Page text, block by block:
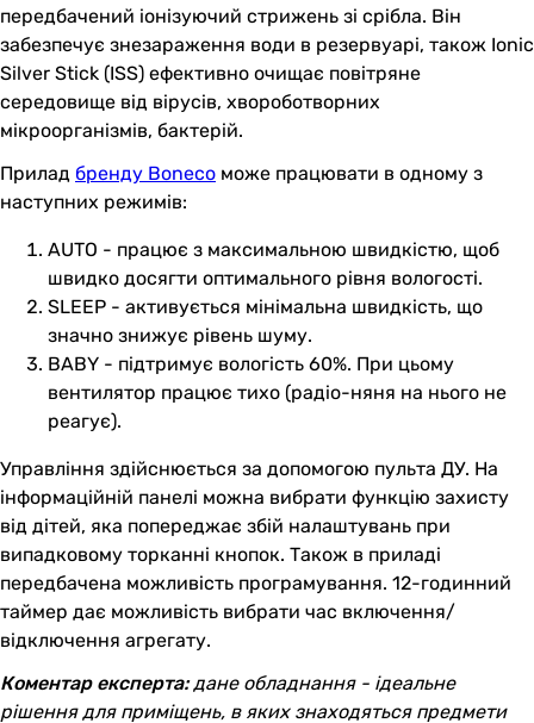
передбачений іонізуючий стрижень зі срібла. Він
забезпечує знезараження води в резервуарі, також Ionic
Silver Stick (ISS) ефективно очищає повітряне
середовище від вірусів, хвороботворних
мікроорганізмів, бактерій.
Прилад бренду Boneco може працювати в одному з
наступних режимів:
AUTO - працює з максимальною швидкістю, щоб
швидко досягти оптимального рівня вологості.
SLEEP - активується мінімальна швидкість, що
значно знижує рівень шуму.
BABY - підтримує вологість 60%. При цьому
вентилятор працює тихо (радіо-няня на нього не
реагує).
Управління здійснюється за допомогою пульта ДУ. На
інформаційній панелі можна вибрати функцію захисту
від дітей, яка попереджає збій налаштувань при
випадковому торканні кнопок. Також в приладі
передбачена можливість програмування. 12-годинний
таймер дає можливість вибрати час включення/
відключення агрегату.
Коментар експерта:дане обладнання - ідеальне
рішення для приміщень, в яких знаходяться предмети